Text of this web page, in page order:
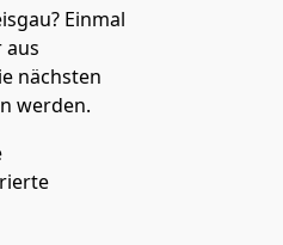
Einmal
aus
nächsten
werden.